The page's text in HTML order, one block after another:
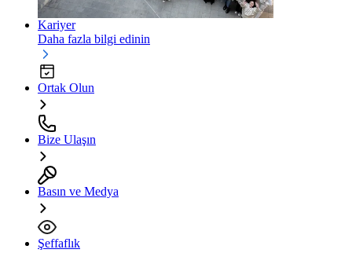
Kariyer
Daha fazla bilgi edinin
Ortak Olun
Bize Ulaşın
Basın ve Medya
Şeffaflık